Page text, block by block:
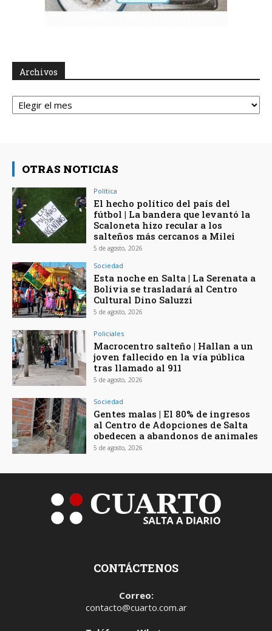
Archivos
Archivos
OTRAS NOTICIAS
Política
El hecho político del país del
fútbol | La bandera que levantó la
Scaloneta hizo recular a los
salteños más cercanos a Milei
5 de agosto, 2026
Sociedad
Esta noche en Salta | La Serenata a
Bolivia se trasladará al Centro
Cultural Dino Saluzzi
5 de agosto, 2026
Policiales
Macrocentro salteño | Hallan a un
joven fallecido en la vía pública
tras llamado al 911
5 de agosto, 2026
Sociedad
Gentes malas | El 80% de ingresos
al Centro de Adopciones de Salta
obedecen a abandonos de animales
5 de agosto, 2026
CONTÁCTENOS
Correo:
contacto@cuarto.com.ar